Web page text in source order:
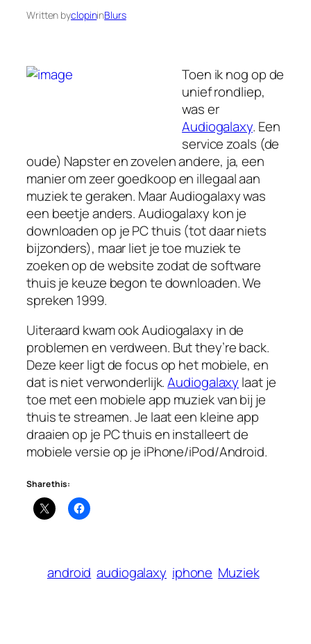
Written byclopininBlurs
Toen ik nog op de
unief rondliep,
was er
Audiogalaxy. Een
service zoals (de
oude) Napster en zovelen andere, ja, een
manier om zeer goedkoop en illegaal aan
muziek te geraken. Maar Audiogalaxy was
een beetje anders. Audiogalaxy kon je
downloaden op je PC thuis (tot daar niets
bijzonders), maar liet je toe muziek te
zoeken op de website zodat de software
thuis je keuze begon te downloaden. We
spreken 1999.
Uiteraard kwam ook Audiogalaxy in de
problemen en verdween. But they’re back.
Deze keer ligt de focus op het mobiele, en
dat is niet verwonderlijk.Audiogalaxy laat je
toe met een mobiele app muziek van bij je
thuis te streamen. Je laat een kleine app
draaien op je PC thuis en installeert de
mobiele versie op je iPhone/iPod/Android.
Share this:
android audiogalaxy iphone Muziek